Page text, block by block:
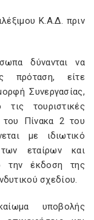
Κ.Α.Δ. πριν
δύνανται να
πρόταση, είτε
Συνεργασίας,
τουριστικές
του Πίνακα 2 του
με ιδιωτικό
εταίρων και
την έκδοση της
σχεδίου.
υποβολής